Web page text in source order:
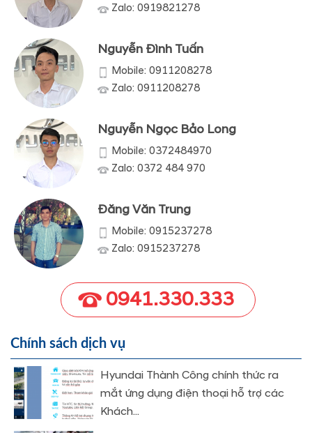
Zalo: 0919821278
Nguyễn Đình Tuấn
Mobile: 0911208278
Zalo: 0911208278
Nguyễn Ngọc Bảo Long
Mobile: 0372484970
Zalo: 0372 484 970
Đăng Văn Trung
Mobile: 0915237278
Zalo: 0915237278
0941.330.333
Chính sách dịch vụ
Hyundai Thành Công chính thức ra
mắt ứng dụng điện thoại hỗ trợ các
Khách...